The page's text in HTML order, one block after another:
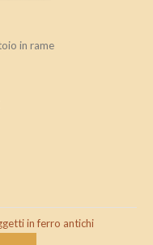
in rame
in ferro antichi